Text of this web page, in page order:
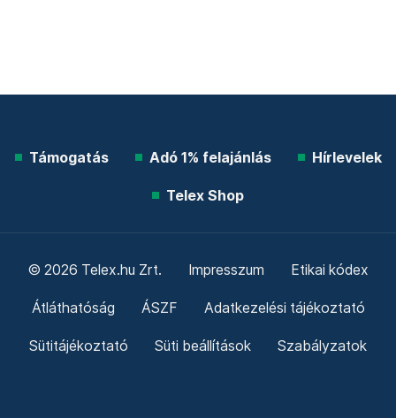
Támogatás Adó 1% felajánlás Hírlevelek
Telex Shop
© 2026 Telex.hu Zrt. Impresszum Etikai kódex
Átláthatóság ÁSZF Adatkezelési tájékoztató
Sütitájékoztató Süti beállítások Szabályzatok